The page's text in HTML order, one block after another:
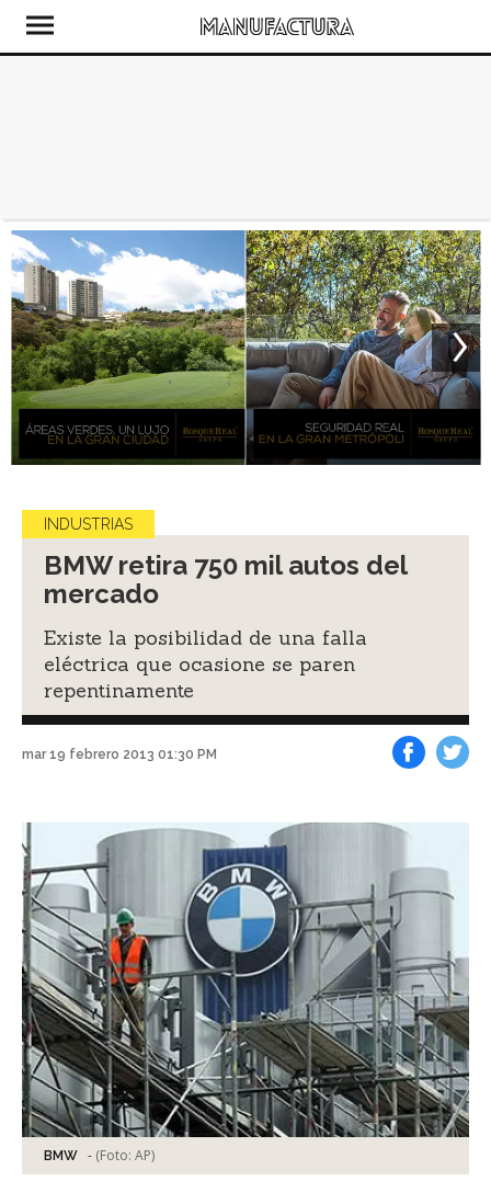
INDUSTRIAS
BMW retira 750 mil autos del
mercado
Existe la posibilidad de una falla
eléctrica que ocasione se paren
repentinamente
mar 19 febrero 2013 01:30 PM
BMW - (Foto: AP)